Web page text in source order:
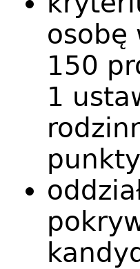
osobę
150
1